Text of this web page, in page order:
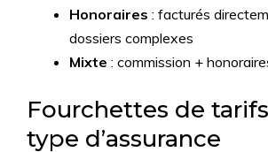
Honoraires : facturés
dossiers complexes
Mixte : commission +
Fourchettes de
type d’assurance